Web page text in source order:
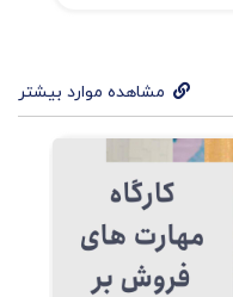
مشاهده موارد بیشتر